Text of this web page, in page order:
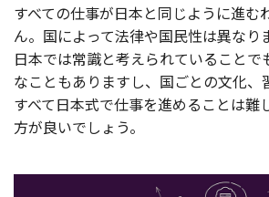
すべての仕事が日本と同じように進む
ん。国によって法律や国民性は異なり
日本では常識と考えられていること
なこともありますし、国ごとの文化、
すべて日本式で仕事を進めることは難
方が良いでしょう。